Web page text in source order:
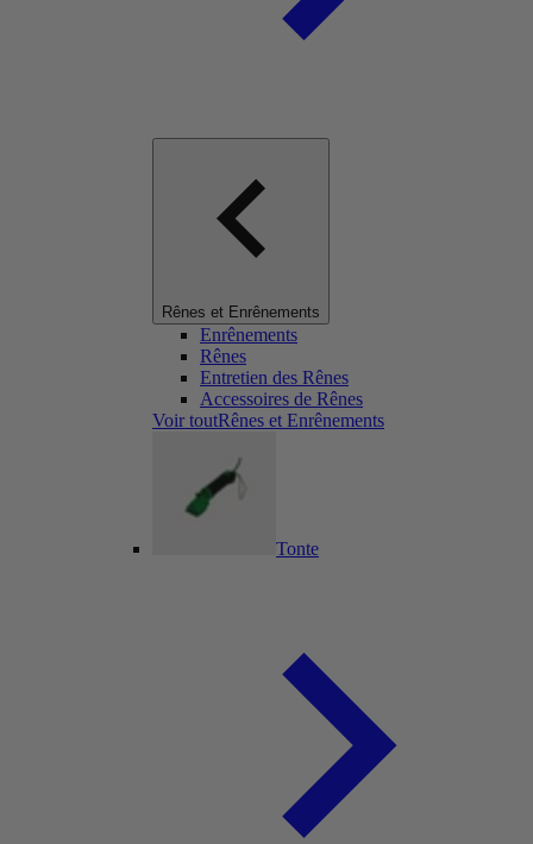
Rênes et Enrênements
Enrênements
Rênes
Entretien des Rênes
Accessoires de Rênes
Voir toutRênes et Enrênements
Tonte